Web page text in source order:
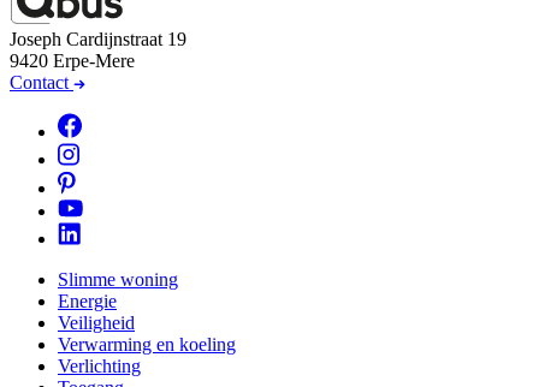
Joseph Cardijnstraat 19
9420 Erpe-Mere
Contact
Slimme woning
Energie
Veiligheid
Verwarming en koeling
Verlichting